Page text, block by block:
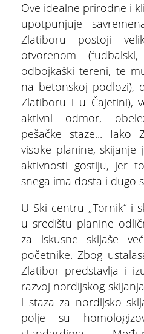
Ove idealne prirodne i
upotpunjuje
Zlatiboru postoji
otvorenom
odbojkaški tereni, te
na betonskoj podlozi),
Zlatiboru i u Čajetini),
aktivni odmor,
pešačke staze... Iako
visoke planine,
aktivnosti gostiju, jer
snega ima dosta i dugo
U Ski centru „Tornik“ i
u središtu planine
za iskusne skijaše
početnike. Zbog
Zlatibor predstavlja i
razvoj nordijskog
i staza za nordijsko
polje su